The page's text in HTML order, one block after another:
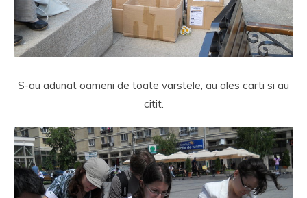
S-au adunat oameni de toate varstele, au ales carti si au
citit.